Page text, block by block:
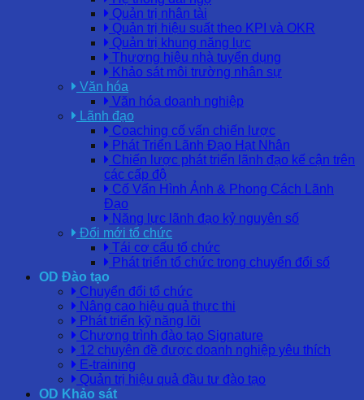
Quản trị nhân tài
Quản trị hiệu suất theo KPI và OKR
Quản trị khung năng lực
Thương hiệu nhà tuyển dụng
Khảo sát môi trường nhân sự
Văn hóa
Văn hóa doanh nghiệp
Lãnh đạo
Coaching cố vấn chiến lược
Phát Triển Lãnh Đạo Hạt Nhân
Chiến lược phát triển lãnh đạo kế cận trên
các cấp độ
Cố Vấn Hình Ảnh & Phong Cách Lãnh
Đạo
Năng lực lãnh đạo kỷ nguyên số
Đổi mới tổ chức
Tái cơ cấu tổ chức
Phát triển tổ chức trong chuyển đổi số
OD Đào tạo
Chuyển đổi tổ chức
Nâng cao hiệu quả thực thi
Phát triển kỹ năng lõi
Chương trình đào tạo Signature
12 chuyên đề được doanh nghiệp yêu thích
E-training
Quản trị hiệu quả đầu tư đào tạo
OD Khảo sát